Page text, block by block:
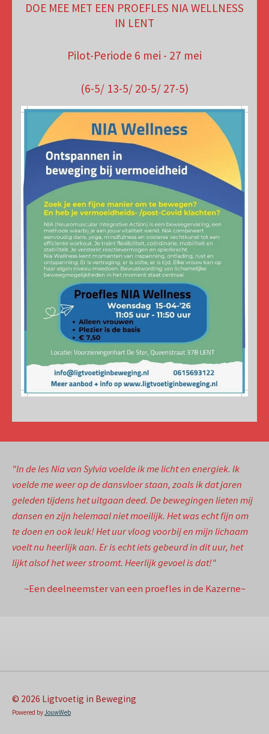
DOE MEE MET EEN PROEFLES NIA WELLNESS
IN LENT
Pilot-Periode 6 mei - 27 mei
(6-5/ 13-5/ 20-5/ 27-5)
"In de les Nia van Sylvia voelde ik me licht en energiek. Ik
voelde me weer op de dansvloer staan, zoals ik dat jaren
geleden tijdens het uitgaan deed. De bewegingen lieten mij
dansen en zijn helemaal niet moeilijk. Het was echt fijn om
te doen en ook leuk! Het uur vloog voorbij en mijn lichaam
voelt nu heerlijk aan. Er is echt iets gebeurd in dit uur, het
lijkt alsof het weer stroomt. Heerlijk gevoel is dat!"
~Een deelneemster van een proefles in de Kazerne~
© 2026 Ligtvoetig in Beweging
Powered byJouwWeb